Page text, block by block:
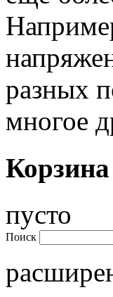
разных
многое
Корзина
пусто
Поиск